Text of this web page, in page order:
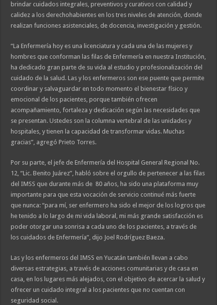
brindar cuidados integrales, preventivos y curativos con calidad y
calidez a los derechohabientes en los tres niveles de atención, donde
realizan funciones asistenciales, de docencia, investigación y gestión.
“La Enfermería hoy es una licenciatura y cada una de las mujeres y
hombres que conforman las filas de Enfermería en nuestra Institución,
ha dedicado gran parte de su vida al estudio y profesionalización del
cuidado de la salud. Las y los enfermeros son ese puente que permite
coordinar y salvaguardar en todo momento el bienestar físico y
emocional de los pacientes, porque también ofrecen
acompañamiento, fortaleza y dedicación según las necesidades que
se presentan. Ustedes son la columna vertebral de las unidades y
hospitales, y tienen la capacidad de transformar vidas. Muchas
gracias”, agregó Prieto Torres.
Por su parte, el jefe de Enfermería del Hospital General Regional No.
12, “Lic. Benito Juárez”, habló sobre el orgullo de pertenecer a las filas
del IMSS que durante más de 80 años, ha sido una plataforma muy
importante para que esta vocación de servicio continué más fuerte
que nunca: “para mí, ser enfermero ha sido el mejor de los logros que
he tenido a lo largo de mi vida laboral, mi más grande satisfacción es
poder otorgar una sonrisa a cada uno de los pacientes, a través de
los cuidados de Enfermería”, dijo Joel Rodríguez Baeza.
Las y los enfermeros del IMSS en Yucatán también llevan a cabo
diversas estrategias, a través de acciones comunitarias y de casa en
casa, en los lugares más alejados, con el objetivo de acercar la salud y
ofrecer un cuidado integral a los pacientes que no cuentan con
seguridad social.